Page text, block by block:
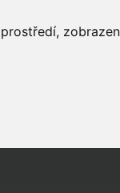
Domácnost